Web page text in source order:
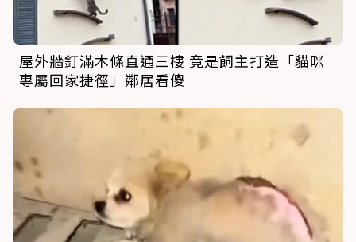
屋外牆釘滿木條直通三樓 竟是飼主打造「貓咪
專屬回家捷徑」鄰居看傻